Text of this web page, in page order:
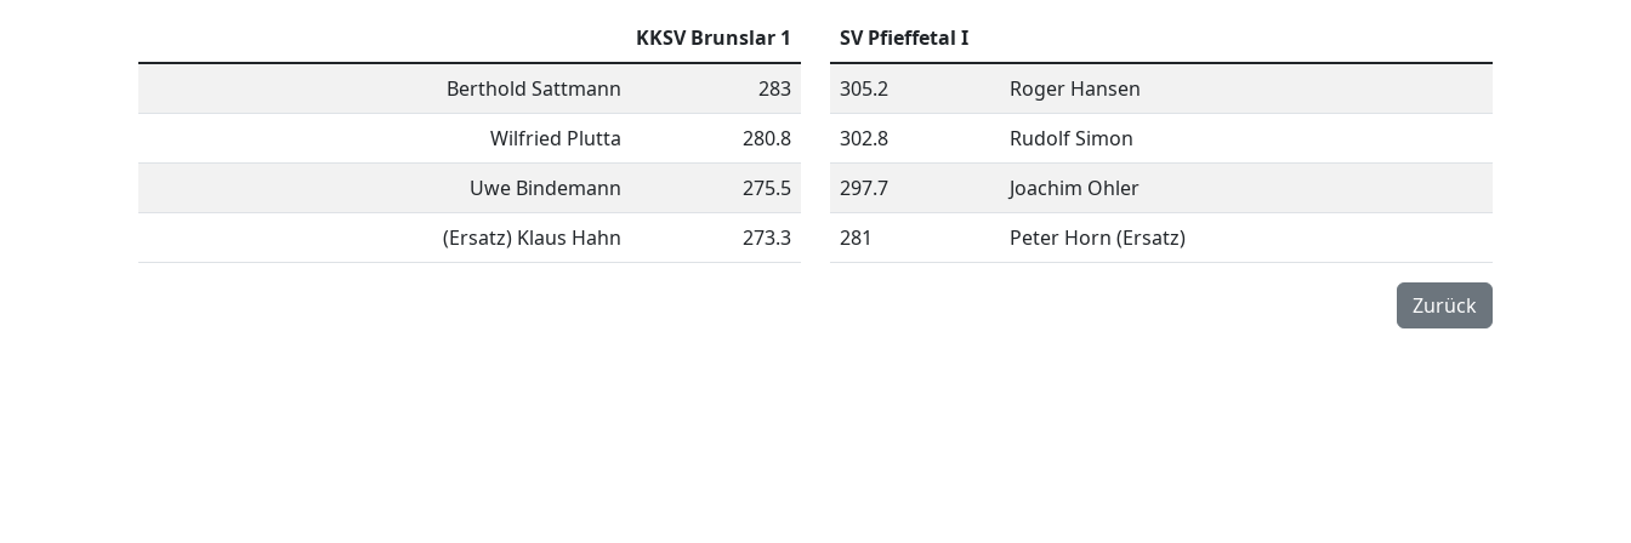
KKSV Brunslar 1
Berthold Sattmann
283
Wilfried Plutta
280.8
Uwe Bindemann
275.5
(Ersatz) Klaus Hahn
273.3
SV Pfieffetal I
305.2
Roger Hansen
302.8
Rudolf Simon
297.7
Joachim Ohler
281
Peter Horn (Ersatz)
Zurück